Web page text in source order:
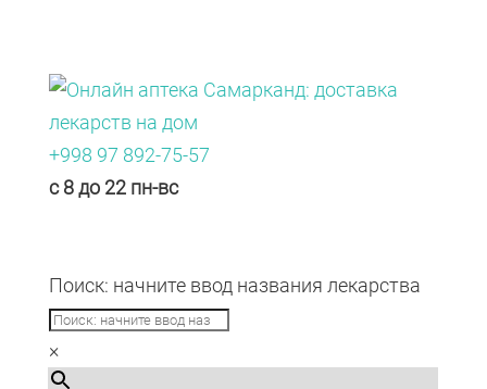
+998 97 892-75-57
с 8 до 22 пн-вс
Поиск: начните ввод названия лекарства
×